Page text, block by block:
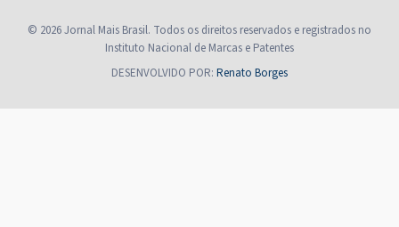
© 2026 Jornal Mais Brasil. Todos os direitos reservados e registrados no
Instituto Nacional de Marcas e Patentes
DESENVOLVIDO POR: Renato Borges